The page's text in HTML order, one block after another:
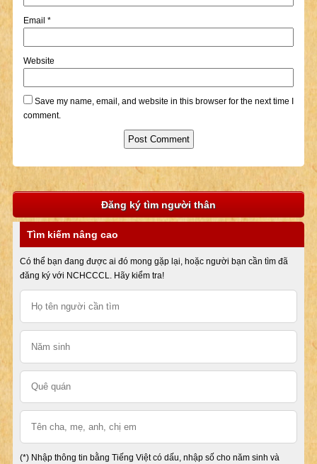
Email *
Website
Save my name, email, and website in this browser for the next time I
comment.
Đăng ký tìm người thân
Tìm kiếm nâng cao
Có thể bạn đang được ai đó mong gặp lại, hoặc người bạn cần tìm đã
đăng ký với NCHCCCL. Hãy kiểm tra!
(*) Nhập thông tin bằng Tiếng Việt có dấu, nhập số cho năm sinh và